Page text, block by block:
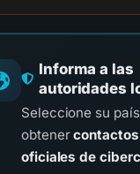
Informa a las
autoridades
Seleccione su
obtenercontactos
oficiales de